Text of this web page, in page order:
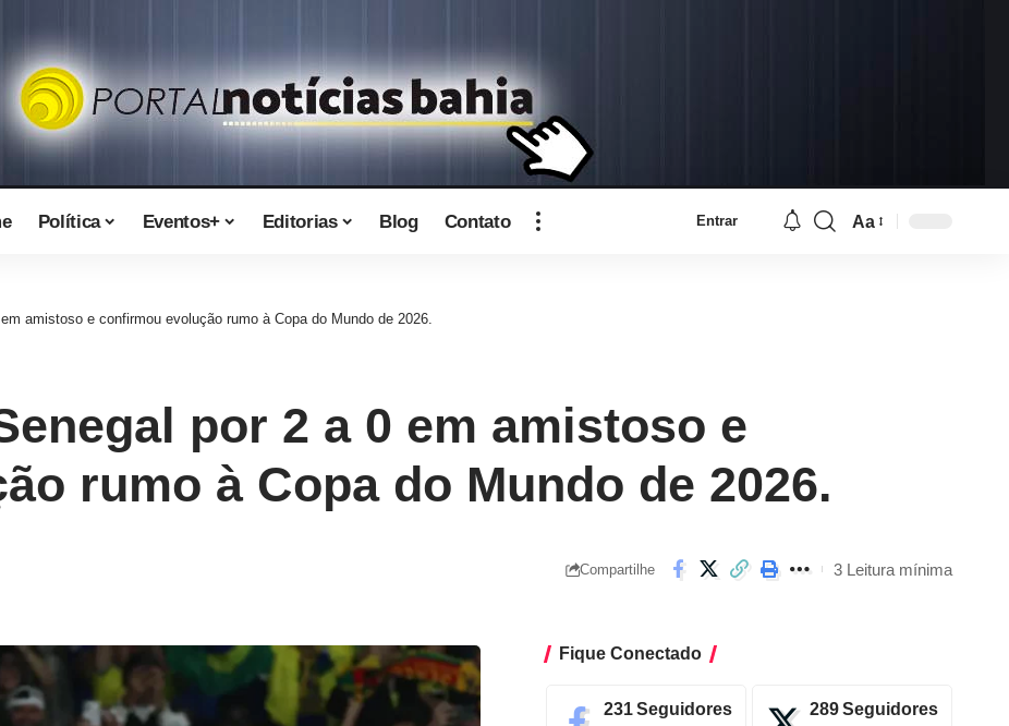
Política Eventos+ Editorias Blog Contato Entrar Aa
amistoso e confirmou evolução rumo à Copa do Mundo de 2026.
por 2 a 0 em amistoso e
rumo à Copa do Mundo de 2026.
Compartilhe 3 Leitura mínima
Fique Conectado
231Seguidores 289Seguidores